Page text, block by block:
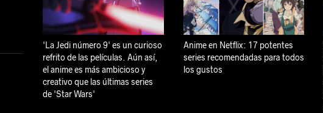
'La Jedi número 9' es un curioso
refrito de las películas. Aún así,
el anime es más ambicioso y
creativo que las últimas series
de 'Star Wars'
Anime en Netflix: 17 potentes
series recomendadas para todos
los gustos